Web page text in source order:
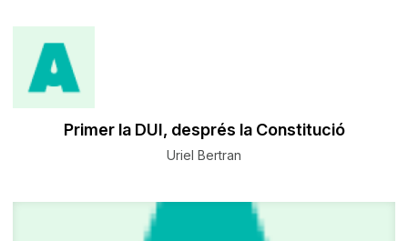
Primer la DUI, després la Constitució
Uriel Bertran